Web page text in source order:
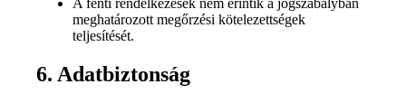
meghatározott megőrzési kötelezettségek
teljesítését.
6. Adatbiztonság